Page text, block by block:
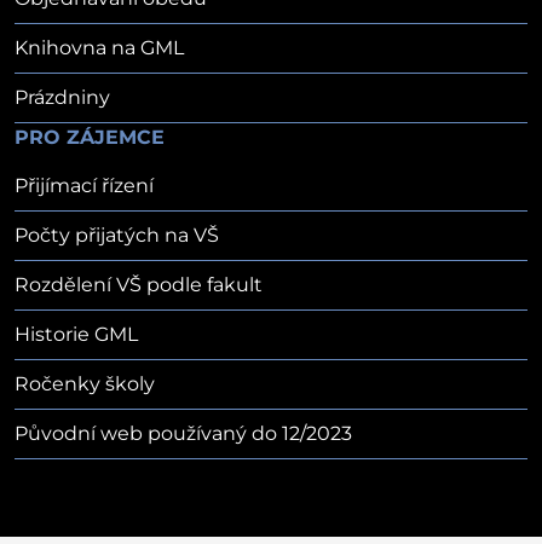
Knihovna na GML
Prázdniny
PRO ZÁJEMCE
Přijímací řízení
Počty přijatých na VŠ
Rozdělení VŠ podle fakult
Historie GML
Ročenky školy
Původní web používaný do 12/2023